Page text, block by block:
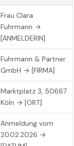
Frau Clara
Fuhrmann →
[ANMELDERIN]
Fuhrmann & Partner
GmbH → [FIRMA]
Marktplatz 3, 50667
Köln → [ORT]
Anmeldung vom
20.02.2026 →